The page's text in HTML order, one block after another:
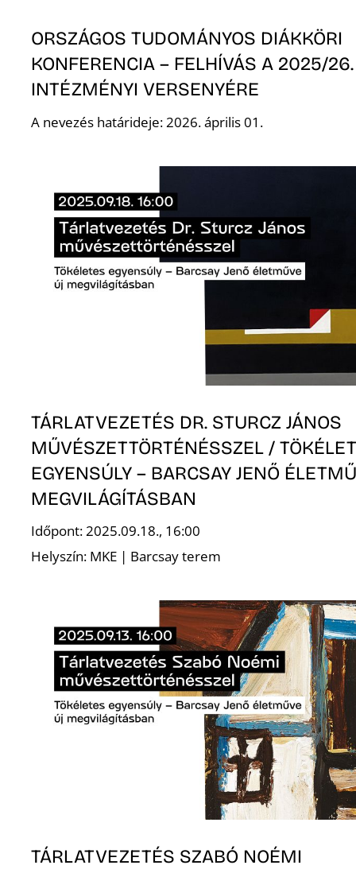
ORSZÁGOS TUDOMÁNYOS DIÁKKÖRI
KONFERENCIA – FELHÍVÁS A 2025/
INTÉZMÉNYI VERSENYÉRE
A nevezés határideje: 2026. április 01.
TÁRLATVEZETÉS DR. STURCZ JÁNOS
MŰVÉSZETTÖRTÉNÉSSZEL /
EGYENSÚLY – BARCSAY JENŐ
MEGVILÁGÍTÁSBAN
Időpont: 2025.09.18., 16:00
Helyszín: MKE | Barcsay terem
TÁRLATVEZETÉS SZABÓ NOÉMI